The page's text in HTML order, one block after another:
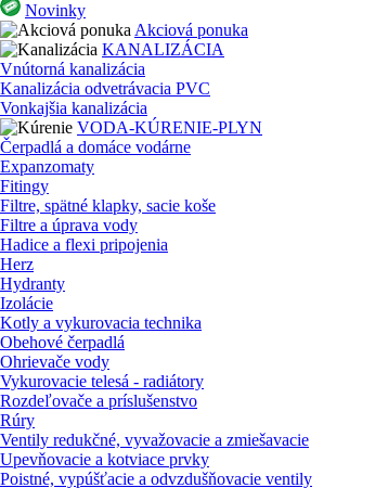
Novinky
Akciová ponuka
KANALIZÁCIA
Vnútorná kanalizácia
Kanalizácia odvetrávacia PVC
Vonkajšia kanalizácia
VODA-KÚRENIE-PLYN
Čerpadlá a domáce vodárne
Expanzomaty
Fitingy
Filtre, spätné klapky, sacie koše
Filtre a úprava vody
Hadice a flexi pripojenia
Herz
Hydranty
Izolácie
Kotly a vykurovacia technika
Obehové čerpadlá
Ohrievače vody
Vykurovacie telesá - radiátory
Rozdeľovače a príslušenstvo
Rúry
Ventily redukčné, vyvažovacie a zmiešavacie
Upevňovacie a kotviace prvky
Poistné, vypúšťacie a odvzdušňovacie ventily